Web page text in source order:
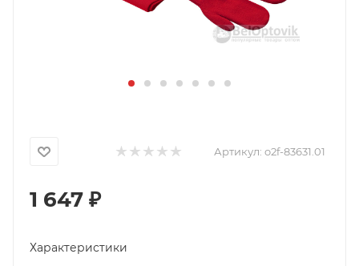
Артикул: o2f-83631.01
1 647 ₽
Характеристики